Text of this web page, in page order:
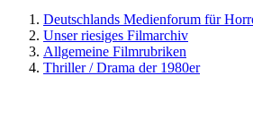
Deutschlands Medienforum für
Unser riesiges Filmarchiv
Allgemeine Filmrubriken
Thriller / Drama der 1980er